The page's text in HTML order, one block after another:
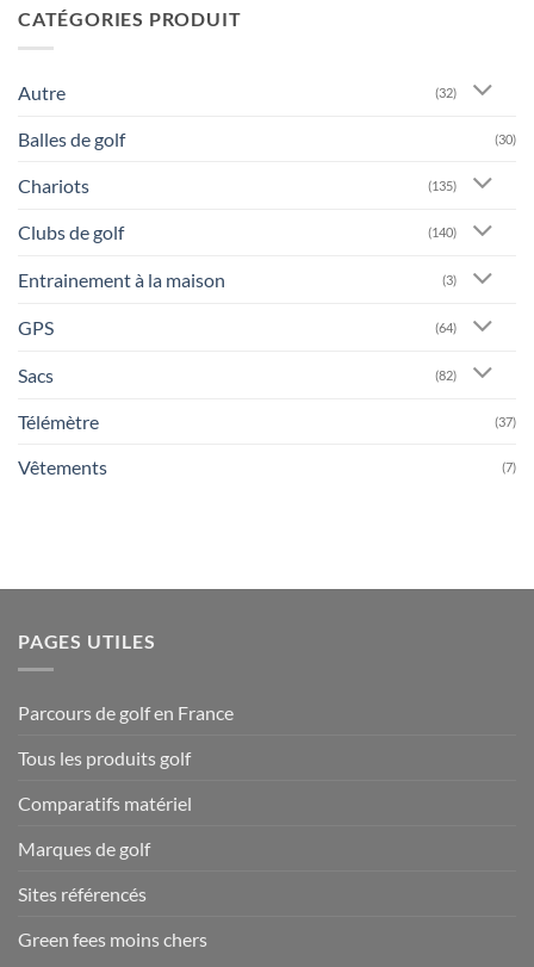
CATÉGORIES PRODUIT
Autre (32)
Balles de golf (30)
Chariots (135)
Clubs de golf (140)
Entrainement à la maison (3)
GPS (64)
Sacs (82)
Télémètre (37)
Vêtements (7)
PAGES UTILES
Parcours de golf en France
Tous les produits golf
Comparatifs matériel
Marques de golf
Sites référencés
Green fees moins chers